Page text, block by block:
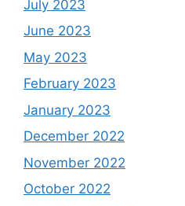
July 2023
June 2023
May 2023
February 2023
January 2023
December 2022
November 2022
October 2022